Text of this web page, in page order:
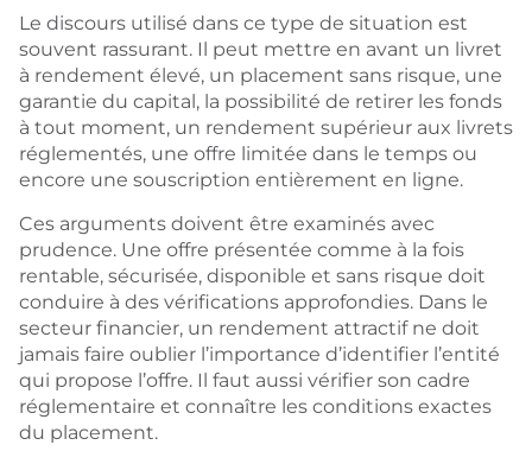
Le discours utilisé dans ce type de situation est
souvent rassurant. Il peut mettre en avant un livret
à rendement élevé, un placement sans risque, une
garantie du capital, la possibilité de retirer les fonds
à tout moment, un rendement supérieur aux livrets
réglementés, une offre limitée dans le temps ou
encore une souscription entièrement en ligne.
Ces arguments doivent être examinés avec
prudence. Une offre présentée comme à la fois
rentable, sécurisée, disponible et sans risque doit
conduire à des vérifications approfondies. Dans le
secteur financier, un rendement attractif ne doit
jamais faire oublier l’importance d’identifier l’entité
qui propose l’offre. Il faut aussi vérifier son cadre
réglementaire et connaître les conditions exactes
du placement.